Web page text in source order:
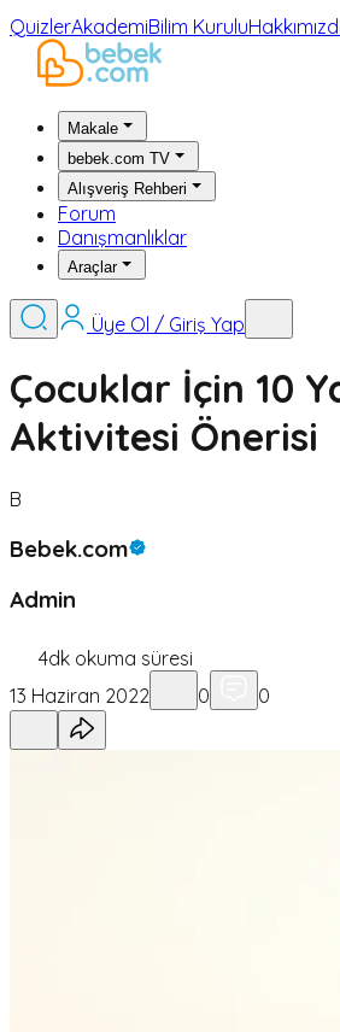
QuizlerAkademiBilim Kurulu
Makale
bebek.com TV
Alışveriş Rehberi
Forum
Danışmanlıklar
Araçlar
Üye Ol / Giriş Yap
Çocuklar İçin 10
Aktivitesi Önerisi
B
Bebek.com
Admin
4dk okuma süresi
13 Haziran 2022
0 0